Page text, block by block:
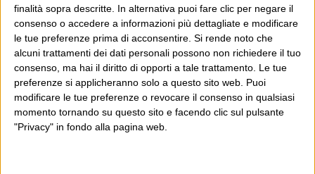
finalità sopra descritte. In alternativa puoi fare clic per negare il
consenso o accedere a informazioni più dettagliate e modificare
le tue preferenze prima di acconsentire. Si rende noto che
alcuni trattamenti dei dati personali possono non richiedere il tuo
consenso, ma hai il diritto di opporti a tale trattamento. Le tue
preferenze si applicheranno solo a questo sito web. Puoi
modificare le tue preferenze o revocare il consenso in qualsiasi
momento tornando su questo sito e facendo clic sul pulsante
"Privacy" in fondo alla pagina web.
POST PRECEDENTE
Più che la mela, il serpente
Previsioni del tempo
E per i regali di Natale